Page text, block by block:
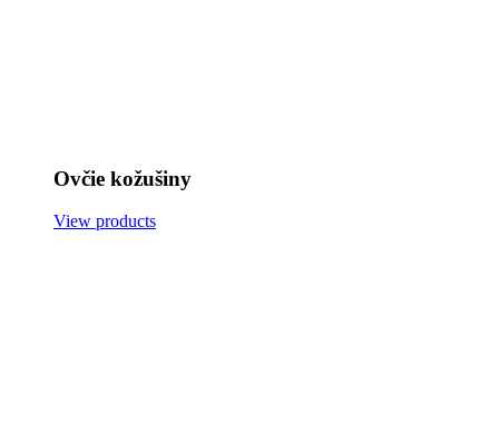
Ovčie kožušiny
View products